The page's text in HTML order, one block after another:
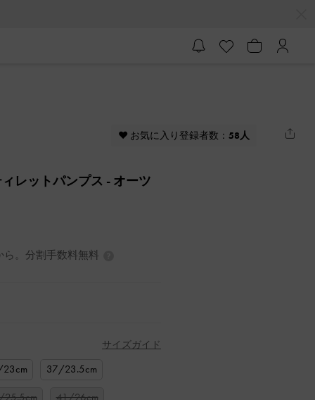
♥ お気に入り登録者数： 58人
レットパンプス - オーツ
。分割手数料無料
サイズガイド
37/23.5cm